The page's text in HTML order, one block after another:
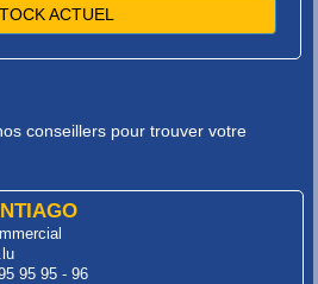
ACTUEL
conseillers pour trouver votre
95 95 - 96